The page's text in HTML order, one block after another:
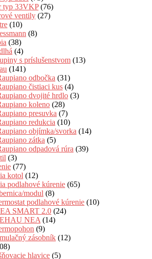
typ 33VKP (76)
ventily (27)
(10)
(8)
(38)
(4)
s príslušenstvom (13)
(141)
odbočka (31)
čistiaci kus (4)
dvojité hrdlo (3)
koleno (28)
presuvka (7)
redukcia (10)
objímka/svorka (14)
zátka (5)
odpadová rúra (39)
(3)
(77)
kotol (12)
podlahové kúrenie (65)
modul (8)
podlahové kúrenie (10)
SMART 2.0 (24)
NEA (14)
(9)
zásobník (12)
hlavice (5)